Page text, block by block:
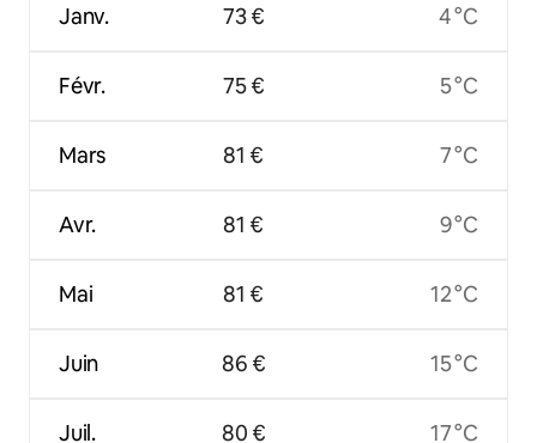
Janv.
Févr.
Mars
Avr.
Mai
Juin
Juil.
73 €
75 €
81 €
81 €
81 €
86 €
80 €
4 °C
5 °C
7 °C
9 °C
12 °C
15 °C
17 °C